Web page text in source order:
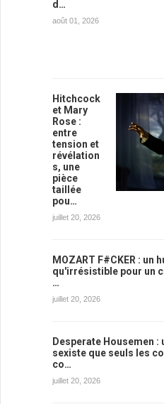
d…
août 01, 2026
Hitchcock
et Mary
Rose :
entre
tension et
révélation
s, une
pièce
taillée
pou…
juillet 20, 2026
MOZART F#CKER : un
qu'irrésistible pour un
…
juillet 20, 2026
Desperate Housemen :
sexiste que seuls les
co…
juillet 20, 2026